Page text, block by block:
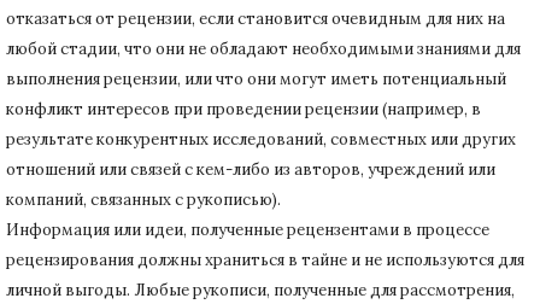
отказаться от рецензии, если становится очевидным для них на
любой стадии, что они не обладают необходимыми знаниями для
выполнения рецензии, или что они могут иметь потенциальный
конфликт интересов при проведении рецензии (например, в
результате конкурентных исследований, совместных или других
отношений или связей с кем-либо из авторов, учреждений или
компаний, связанных с рукописью).
Информация или идеи, полученные рецензентами в процессе
рецензирования должны храниться в тайне и не используются для
личной выгоды. Любые рукописи, полученные для рассмотрения,